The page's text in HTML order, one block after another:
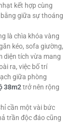
kết hợp cùng
giữa sự thoáng
là chìa khóa vàng
kéo, sofa giường,
diện tích vừa mang
ra, việc bố trí
giữa phòng
38m2trở nên rộng
cần một vài bức
trần độc đáo cũng